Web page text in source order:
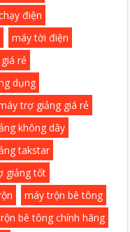
điện
máy tời điện
rẻ
dụng
trợ giảng giá rẻ
không dây
takstar
giảng tốt
máy trộn bê tông
bê tông chính hãng